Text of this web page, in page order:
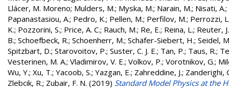
Llácer, M. Moreno; Mulders, M.; Myska, M.; Narain, M.; Nisati, A.;
Papanastasiou, A.; Pedro, K.; Pellen, M.; Perfilov, M.; Perrozzi,
K.; Pozzorini, S.; Price, A. C.; Rauch, M.; Re, E.; Reina, L.; Reuter, J.
B.; Schoefbeck, R.; Schoenherr, M.; Schäfer-Siebert, H.; Seidel,
Spitzbart, D.; Starovoitov, P.; Suster, C. J. E.; Tan, P.; Taus, R.;
Vesterinen, M. A.; Vladimirov, V. E.; Volkov, P.; Vorotnikov, G.;
Wu, Y.; Xu, T.; Yacoob, S.; Yazgan, E.; Zahreddine, J.; Zanderighi,
Zlebcik, R.; Zubair, F. N. (2019) Standard Model Physics at the